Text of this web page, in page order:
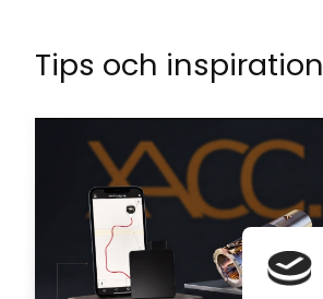
Tips och inspiration